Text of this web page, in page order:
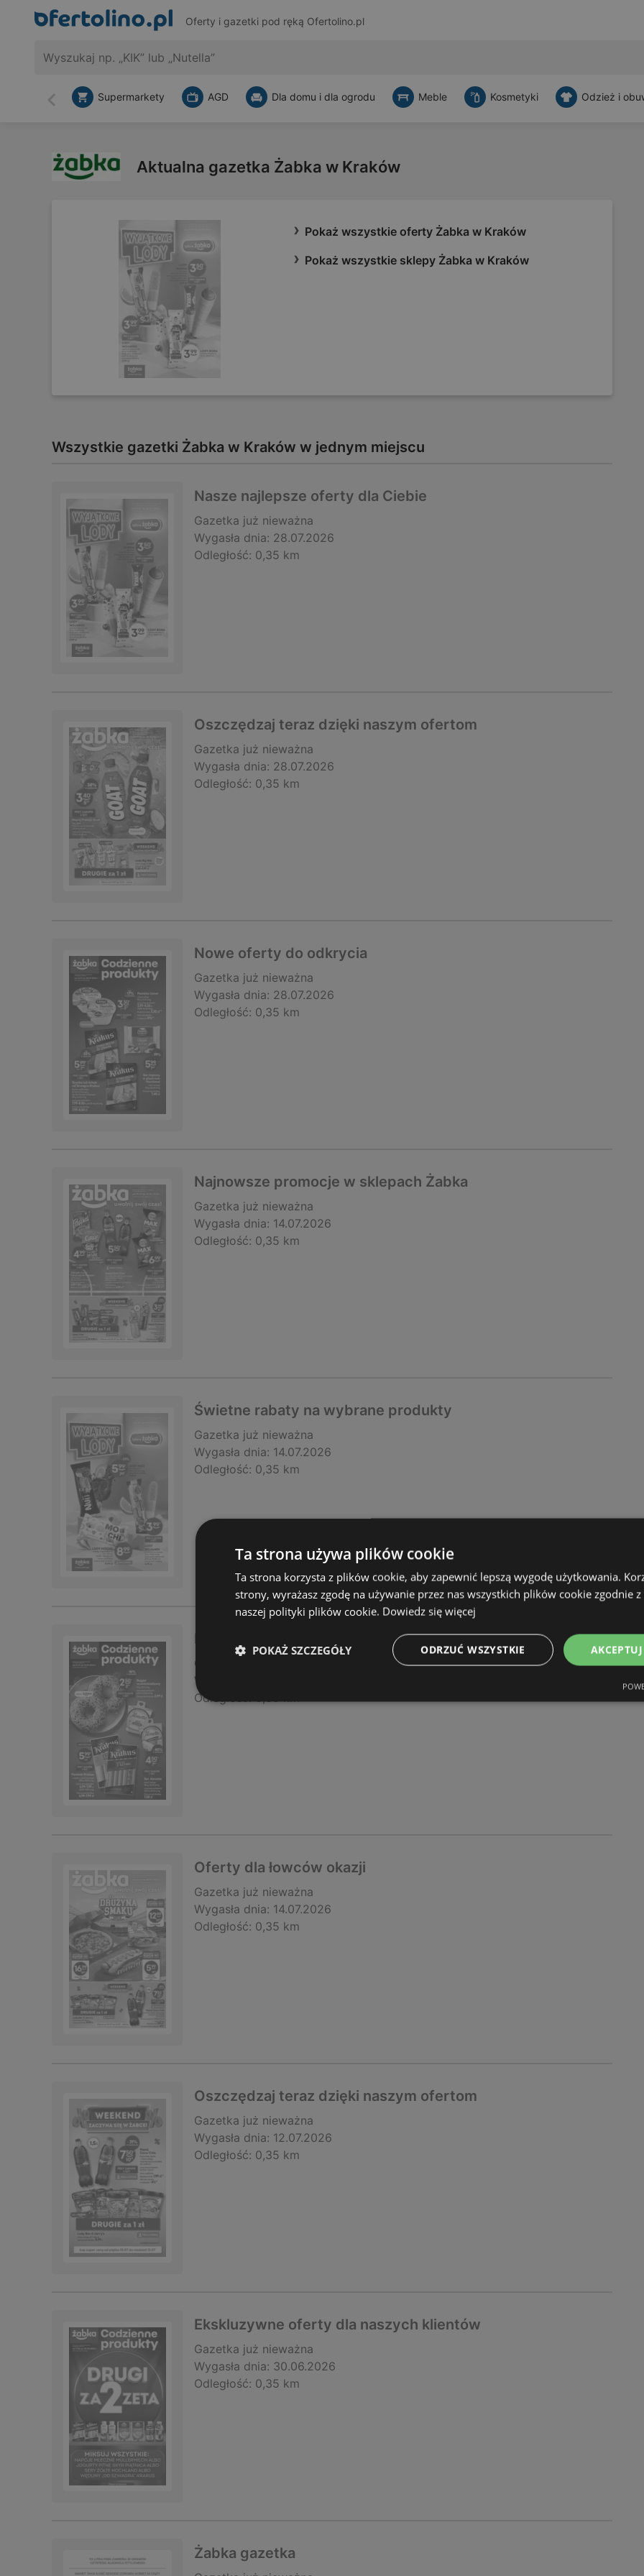
Oferty i gazetki pod ręką Ofertolino.pl
Wstecz
Supermarkety AGD Dla domu i dla ogrodu Meble Kosmetyki Odzież i
Aktualna gazetka Żabka w Kraków
Pokaż wszystkie oferty Żabka w Kraków
Pokaż wszystkie sklepy Żabka w Kraków
Wszystkie gazetki Żabka w Kraków w jednym miejscu
Nasze najlepsze oferty dla Ciebie
Gazetka już nieważna
Wygasła dnia: 28.07.2026
Odległość: 0,35 km
Oszczędzaj teraz dzięki naszym ofertom
Gazetka już nieważna
Wygasła dnia: 28.07.2026
Odległość: 0,35 km
Nowe oferty do odkrycia
Gazetka już nieważna
Wygasła dnia: 28.07.2026
Odległość: 0,35 km
Najnowsze promocje w sklepach Żabka
Gazetka już nieważna
Wygasła dnia: 14.07.2026
Odległość: 0,35 km
Świetne rabaty na wybrane produkty
Gazetka już nieważna
Wygasła dnia: 14.07.2026
Odległość: 0,35 km
Ekskluzywne oferty i okazje
Gazetka
Wygasła dnia:
Odległość: 0,35 km
Oferty dla łowców okazji
Gazetka już nieważna
Wygasła dnia: 14.07.2026
Odległość: 0,35 km
Oszczędzaj teraz dzięki naszym ofertom
Gazetka już nieważna
Wygasła dnia: 12.07.2026
Odległość: 0,35 km
Ekskluzywne oferty dla naszych klientów
Gazetka już nieważna
Wygasła dnia: 30.06.2026
Odległość: 0,35 km
Żabka gazetka
Ta strona używa plików cookie
Ta strona korzysta z plików cookie, aby zapewnić lepszą wygodę użytkowania.
strony, wyrażasz zgodę na używanie przez nas wszystkich plików cookie zgodnie
naszej polityki plików cookie. Dowiedz się więcej
ODRZUĆ WSZYSTKIE
POKAŻ SZCZEGÓŁY